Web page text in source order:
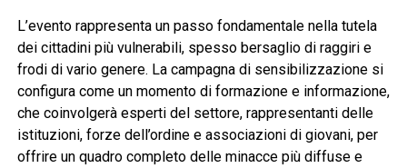
L’evento rappresenta un passo fondamentale nella tutela
dei cittadini più vulnerabili, spesso bersaglio di raggiri e
frodi di vario genere. La campagna di sensibilizzazione si
configura come un momento di formazione e informazione,
che coinvolgerà esperti del settore, rappresentanti delle
istituzioni, forze dell’ordine e associazioni di giovani, per
offrire un quadro completo delle minacce più diffuse e